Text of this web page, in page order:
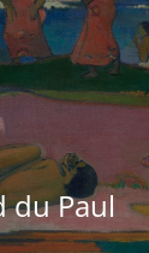
du Paul